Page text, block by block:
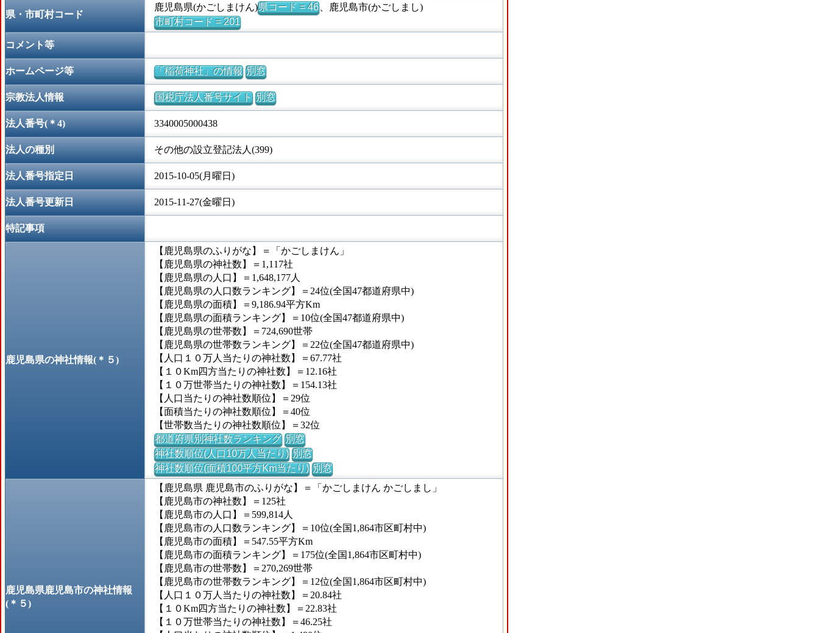
県・市町村コード
鹿児島県(かごしまけん)県コード = 46、鹿児島市(かごしまし)
市町村コード = 201
コメント等
ホームページ等 「稲荷神社」の情報 別窓
宗教法人情報 国税庁法人番号サイト 別窓
法人番号(＊4) 3340005000438
法人の種別 その他の設立登記法人(399)
法人番号指定日 2015-10-05(月曜日)
法人番号更新日 2015-11-27(金曜日)
特記事項
鹿児島県の神社情報(＊５)
【鹿児島県のふりがな】＝「かごしまけん」
【鹿児島県の神社数】＝1,117社
【鹿児島県の人口】＝1,648,177人
【鹿児島県の人口数ランキング】＝24位(全国47都道府県中)
【鹿児島県の面積】＝9,186.94平方Km
【鹿児島県の面積ランキング】＝10位(全国47都道府県中)
【鹿児島県の世帯数】＝724,690世帯
【鹿児島県の世帯数ランキング】＝22位(全国47都道府県中)
【人口１０万人当たりの神社数】＝67.77社
【１０Km四方当たりの神社数】＝12.16社
【１０万世帯当たりの神社数】＝154.13社
【人口当たりの神社数順位】＝29位
【面積当たりの神社数順位】＝40位
【世帯数当たりの神社数順位】＝32位
都道府県別神社数ランキング 別窓
神社数順位(人口10万人当たり) 別窓
神社数順位(面積100平方Km当たり) 別窓
鹿児島県鹿児島市の神社情報
(＊５)
【鹿児島県 鹿児島市のふりがな】＝「かごしまけん かごしまし」
【鹿児島市の神社数】＝125社
【鹿児島市の人口】＝599,814人
【鹿児島市の人口数ランキング】＝10位(全国1,864市区町村中)
【鹿児島市の面積】＝547.55平方Km
【鹿児島市の面積ランキング】＝175位(全国1,864市区町村中)
【鹿児島市の世帯数】＝270,269世帯
【鹿児島市の世帯数ランキング】＝12位(全国1,864市区町村中)
【人口１０万人当たりの神社数】＝20.84社
【１０Km四方当たりの神社数】＝22.83社
【１０万世帯当たりの神社数】＝46.25社